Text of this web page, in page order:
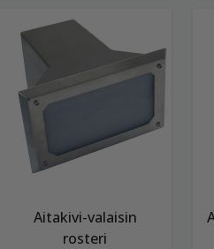
Aitakivi-valaisin
rosteri